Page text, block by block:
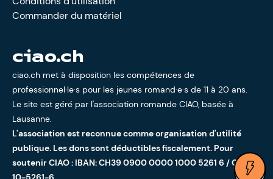
Commander du matériel
ciao.ch
ciao.ch met à disposition les compétences de
professionnel·le·s pour les jeunes romand·e·s de 11 à 20 ans.
Le site est géré par l'association romande CIAO, basée à
Lausanne.
L'association est reconnue comme organisation d'utilité
publique. Les dons sont déductibles fiscalement. Pour
soutenir CIAO : IBAN: CH39 0900 0000 1000 5261 6 / CCP: